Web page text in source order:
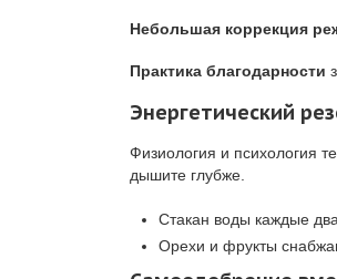
Небольшая коррекция
Практика благодарности
Энергетический
Физиология и психология
дышите глубже.
Стакан воды каждые
Орехи и фрукты